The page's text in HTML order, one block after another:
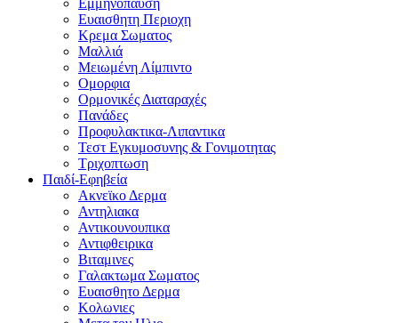
Εμμηνοπαυση
Ευαισθητη Περιοχη
Κρεμα Σωματος
Μαλλιά
Μειωμένη Λίμπιντο
Ομορφια
Ορμονικές Διαταραχές
Πανάδες
Προφυλακτικα-Λιπαντικα
Τεστ Εγκυμοσυνης & Γονιμοτητας
Τριχοπτωση
Παιδί-Εφηβεία
Ακνεϊκο Δερμα
Αντηλιακα
Αντικουνουπικα
Αντιφθειρικα
Βιταμινες
Γαλακτωμα Σωματος
Ευαισθητο Δερμα
Κολωνιες